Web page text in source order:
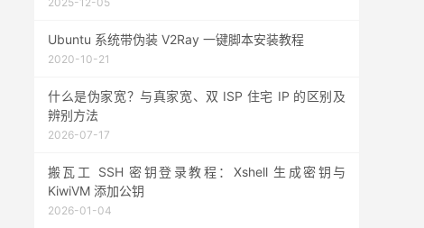
Ubuntu 系统带伪装 V2Ray 一键脚本安装教程
2020-10-21
什么是伪家宽？与真家宽、双 ISP 住宅 IP 的区别及
辨别方法
2026-07-17
搬瓦工 SSH 密钥登录教程：Xshell 生成密钥与
KiwiVM 添加公钥
2026-01-04